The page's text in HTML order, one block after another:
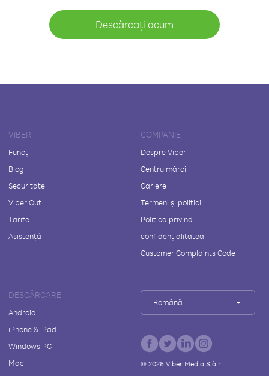
Descărcați acum
VIBER
Funcții
Blog
Securitate
Viber Out
Tarife
Asistență
COMPANIE
Despre Viber
Centru mărci
Cariere
Termeni și politici
Politica privind
confidențialitatea
Customer Complaints Code
DESCĂRCARE
Android
iPhone & iPad
Windows PC
Mac
Română
© 2026Viber Media S.à r.l.